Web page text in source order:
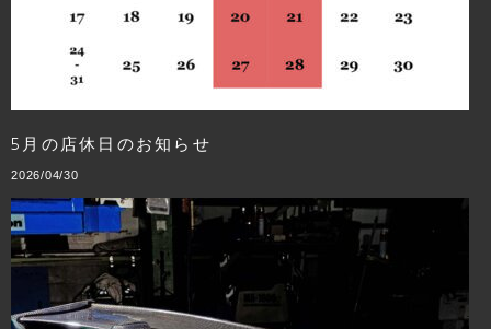
5月の店休日のお知らせ
2026/04/30